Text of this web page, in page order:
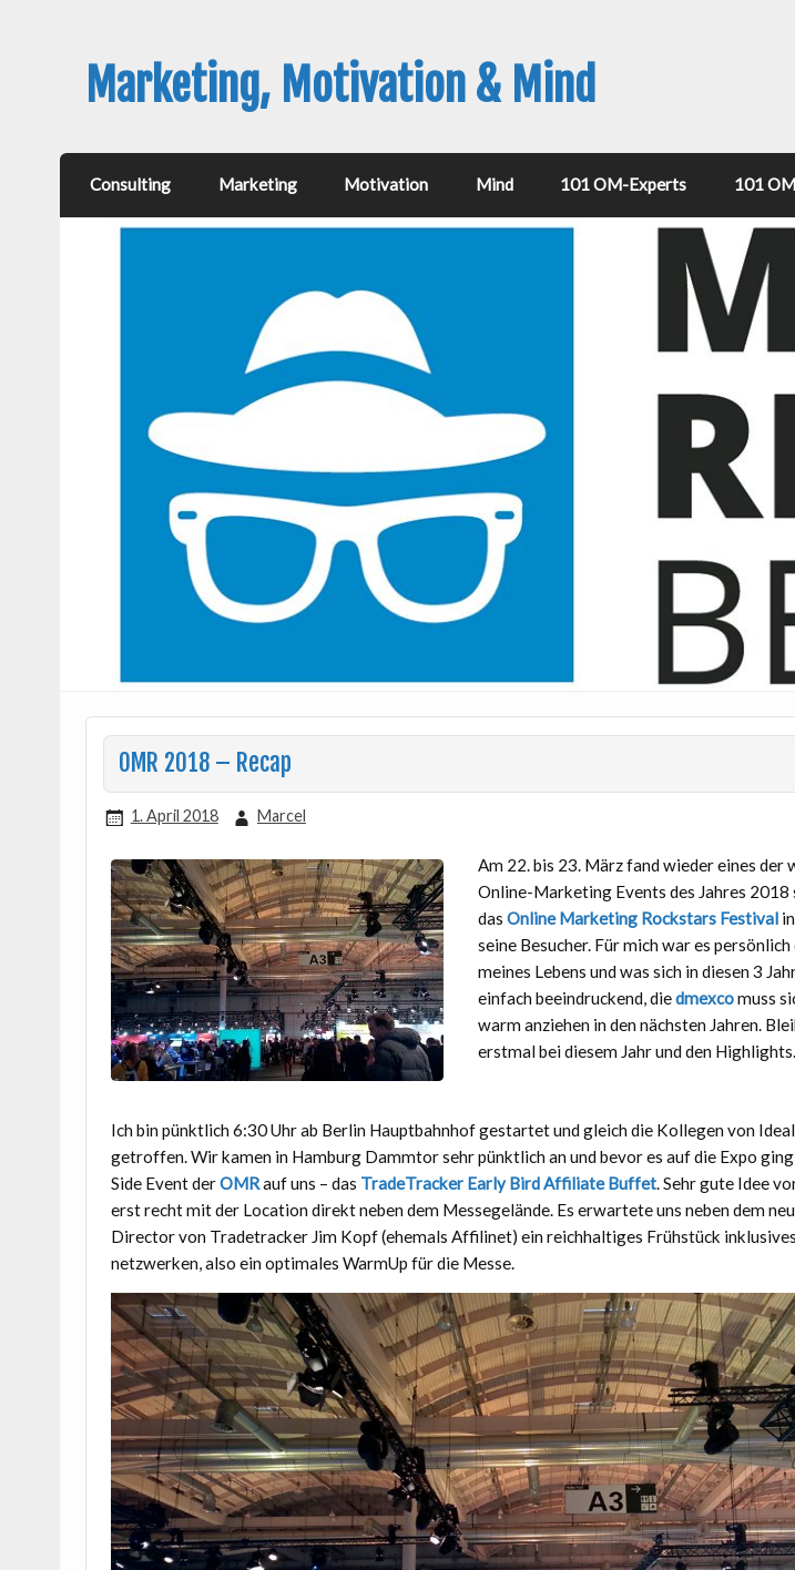
Marketing, Motivation & Mind
Consulting Marketing Motivation Mind 101 OM-Experts 101
OMR 2018 – Recap
1. April 2018 Marcel
Am 22. bis 23. März fand wieder eines der
Online-Marketing Events des Jahres
das Online Marketing Rockstars Festivalin
seine Besucher. Für mich war es persönlich
meines Lebens und was sich in diesen 3
einfach beeindruckend, diedmexcomuss
warm anziehen in den nächsten Jahren.
erstmal bei diesem Jahr und den Highlights.
Ich bin pünktlich 6:30 Uhr ab Berlin Hauptbahnhof gestartet und gleich die Kollegen von
getroffen. Wir kamen in Hamburg Dammtor sehr pünktlich an und bevor es auf die Expo
Side Event derOMRauf uns – das TradeTracker Early Bird Affiliate Buffet . Sehr gute Idee
erst recht mit der Location direkt neben dem Messegelände. Es erwartete uns neben dem
Director von Tradetracker Jim Kopf (ehemals Affilinet) ein reichhaltiges Frühstück
netzwerken, also ein optimales WarmUp für die Messe.